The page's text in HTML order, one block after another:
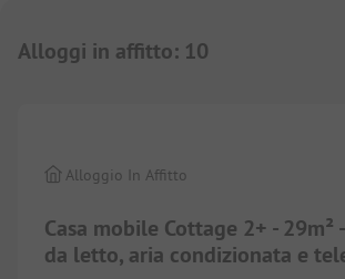
Alloggi in affitto: 10
Casa mobile Cottage 2+ - 29m²
da letto, aria condizionata e
Alloggio In Affitto